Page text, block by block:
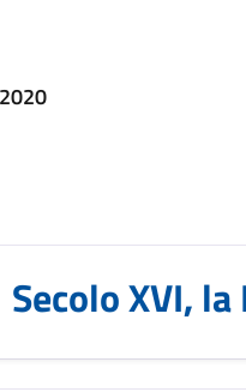
Secolo XVI,